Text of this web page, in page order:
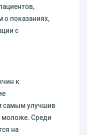
о показаниях,
с
к
самым улучшив
моложе. Среди
на